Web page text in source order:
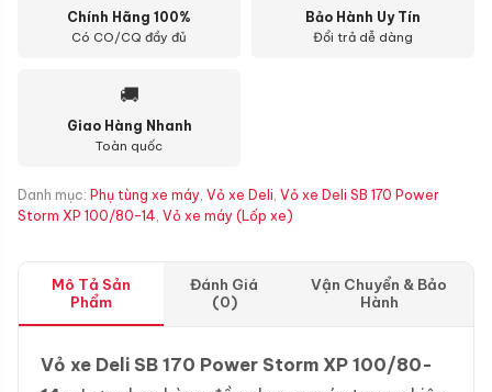
Chính Hãng 100%
Có CO/CQ đầy đủ
Bảo Hành Uy Tín
Đổi trả dễ dàng
🚚
Giao Hàng Nhanh
Toàn quốc
Danh mục: Phụ tùng xe máy, Vỏ xe Deli, Vỏ xe Deli SB 170 Power
Storm XP 100/80-14, Vỏ xe máy (Lốp xe)
Mô Tả Sản
Phẩm
Đánh Giá
(0)
Vận Chuyển & Bảo
Hành
Vỏ xe Deli SB 170 Power Storm XP 100/80-